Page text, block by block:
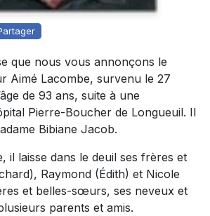
que nous vous annonçons le
Aimé Lacombe, survenu le 27
de 93 ans, suite à une
Pierre-Boucher de Longueuil. Il
Bibiane Jacob.
il laisse dans le deuil ses frères et
Raymond (Édith) et Nicole
et belles-sœurs, ses neveux et
parents et amis.